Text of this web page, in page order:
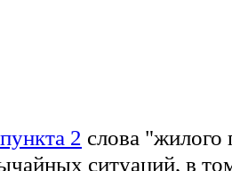
2 слова
ситуаций, в